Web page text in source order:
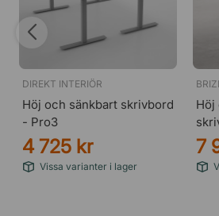
DIREKT INTERIÖR
Höj och sänkbart skrivbord
- Pro3
4 725 kr
Vissa varianter i lager
Höj
7